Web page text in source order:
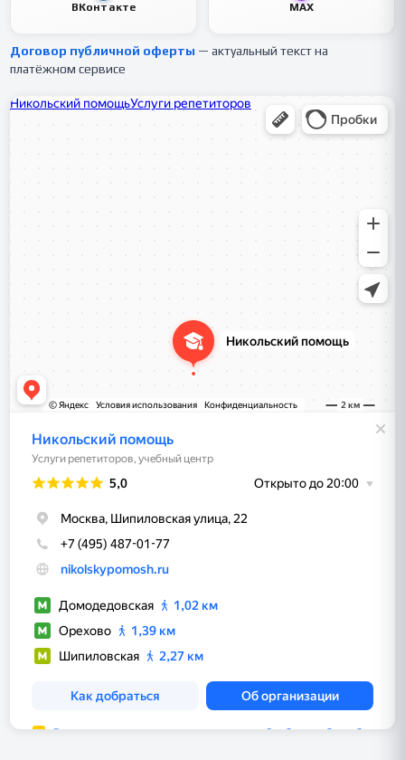
ВКонтакте MAX
Договор публичной оферты — актуальный текст на
платёжном сервисе